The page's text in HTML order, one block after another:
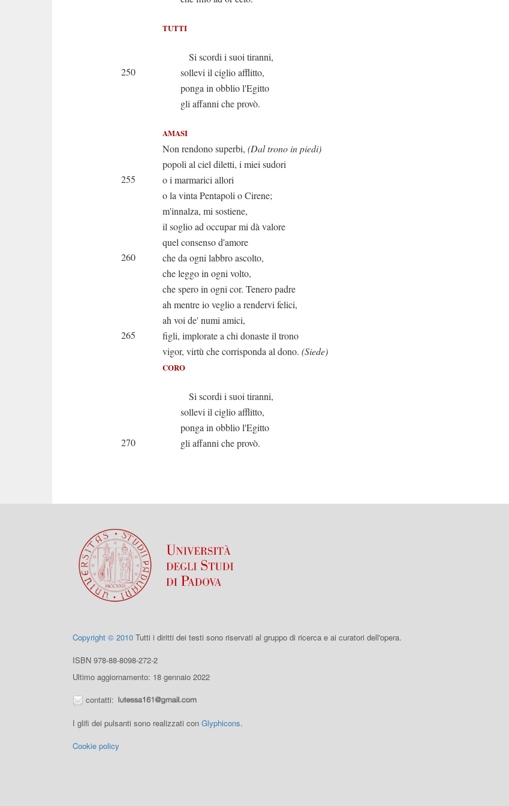
TUTTI
Si scordi i suoi tiranni,
250
sollevi il ciglio afflitto,
ponga in obblio l'Egitto
gli affanni che provò.
AMASI
Non rendono superbi, (Dal trono in piedi)
popoli al ciel diletti, i miei sudori
255
o i marmarici allori
o la vinta Pentapoli o Cirene;
m'innalza, mi sostiene,
il soglio ad occupar mi dà valore
quel consenso d'amore
260
che da ogni labbro ascolto,
che leggo in ogni volto,
che spero in ogni cor. Tenero padre
ah mentre io veglio a rendervi felici,
ah voi de' numi amici,
265
figli, implorate a chi donaste il trono
vigor, virtù che corrisponda al dono. (Siede)
CORO
Si scordi i suoi tiranni,
sollevi il ciglio afflitto,
ponga in obblio l'Egitto
270
gli affanni che provò.
Copyright © 2010 Tutti i diritti dei testi sono riservati al gruppo di ricerca e ai curatori dell'opera.
ISBN 978-88-8098-272-2
Ultimo aggiornamento: 18 gennaio 2022
contatti:
I glifi dei pulsanti sono realizzati con Glyphicons.
Cookie policy